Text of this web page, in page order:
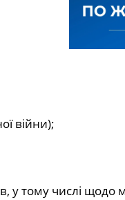
війни);
у тому числі щодо